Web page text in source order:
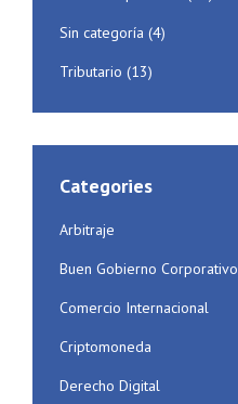
Sin categoría (4)
Tributario (13)
Categories
Arbitraje
Buen Gobierno Corporativo
Comercio Internacional
Criptomoneda
Derecho Digital